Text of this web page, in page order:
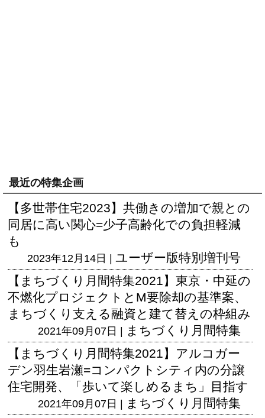
最近の特集企画
【多世帯住宅2023】共働きの増加で親との
同居に高い関心=少子高齢化での負担軽減
も
2023年12月14日 | ユーザー版特別増刊号
【まちづくり月間特集2021】東京・中延の
不燃化プロジェクトとM要除却の基準案、
まちづくり支える融資と建て替えの枠組み
2021年09月07日 | まちづくり月間特集
【まちづくり月間特集2021】アルコガー
デン羽生岩瀬=コンパクトシティ内の分譲
住宅開発、「歩いて楽しめるまち」目指す
2021年09月07日 | まちづくり月間特集